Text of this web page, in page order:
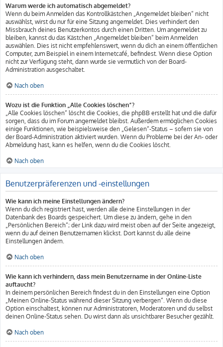
Warum werde ich automatisch abgemeldet?
Wenn du beim Anmelden das Kontrollkästchen „Angemeldet bleiben“ nicht
auswählst, wirst du nur für eine Sitzung angemeldet. Dies verhindert den
Missbrauch deines Benutzerkontos durch einen Dritten. Um angemeldet zu
bleiben, kannst du das Kästchen „Angemeldet bleiben“ beim Anmelden
auswählen. Dies ist nicht empfehlenswert, wenn du dich an einem öffentlichen
Computer, zum Beispiel in einem Internetcafé, befindest. Wenn diese Option
nicht zur Verfügung steht, dann wurde sie vermutlich von der Board-
Administration ausgeschaltet.
Nach oben
Wozu ist die Funktion „Alle Cookies löschen“?
„Alle Cookies löschen“ löscht die Cookies, die phpBB erstellt hat und die dafür
sorgen, dass du im Forum angemeldet bleibst. Außerdem ermöglichen Cookies
einige Funktionen, wie beispielsweise den „Gelesen“-Status – sofern sie von
der Board-Administration aktiviert wurden. Wenn du Probleme bei der An- oder
Abmeldung hast, kann es helfen, wenn du die Cookies löscht.
Nach oben
Benutzerpräferenzen und -einstellungen
Wie kann ich meine Einstellungen ändern?
Wenn du dich registriert hast, werden alle deine Einstellungen in der
Datenbank des Boards gespeichert. Um diese zu ändern, gehe in den
„Persönlichen Bereich“; der Link dazu wird meist oben auf der Seite angezeigt,
wenn du auf deinen Benutzernamen klickst. Dort kannst du alle deine
Einstellungen ändern.
Nach oben
Wie kann ich verhindern, dass mein Benutzername in der Online-Liste
auftaucht?
In deinem persönlichen Bereich findest du in den Einstellungen eine Option
„Meinen Online-Status während dieser Sitzung verbergen“. Wenn du diese
Option einschaltest, können nur Administratoren, Moderatoren und du selbst
deinen Online-Status sehen. Du wirst dann als unsichtbarer Besucher gezählt.
Nach oben